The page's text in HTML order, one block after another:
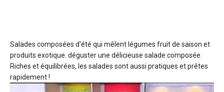
Salades composées d'été qui mêlent légumes fruit de saison et
produits exotique. déguster une délicieuse salade composée.
Riches et équilibrées, les salades sont aussi pratiques et prêtes
rapidement !